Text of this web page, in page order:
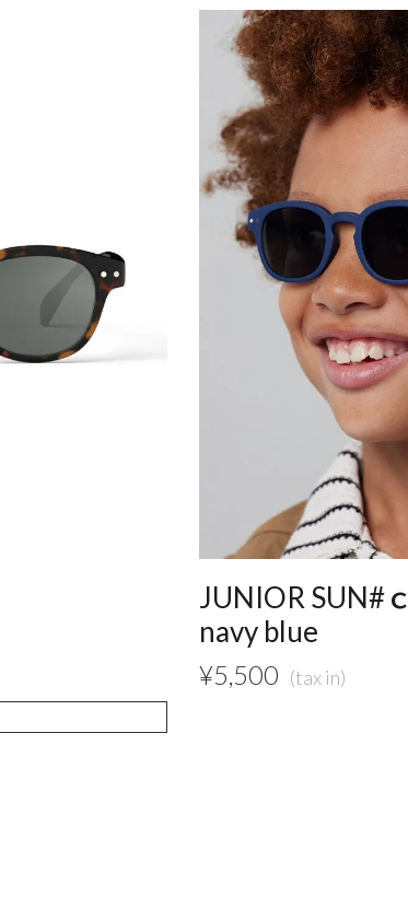
JUNIOR SUN#ｃ
navy blue
¥5,500